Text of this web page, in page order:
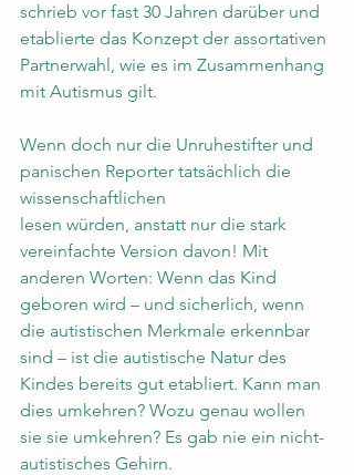
schrieb vor fast 30 Jahren darüber und
etablierte das Konzept der assortativen
Partnerwahl, wie es im Zusammenhang
mit Autismus gilt.
Wenn doch nur die Unruhestifter und
panischen Reporter tatsächlich die
wissenschaftlichen
lesen würden, anstatt nur die stark
vereinfachte Version davon! Mit
anderen Worten: Wenn das Kind
geboren wird – und sicherlich, wenn
die autistischen Merkmale erkennbar
sind – ist die autistische Natur des
Kindes bereits gut etabliert. Kann man
dies umkehren? Wozu genau wollen
sie sie umkehren? Es gab nie ein nicht-
autistisches Gehirn.